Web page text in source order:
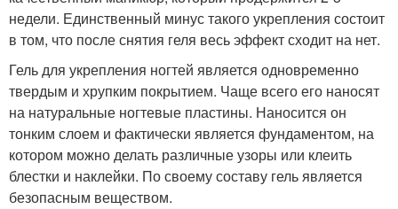
недели. Единственный минус такого укрепления состоит
в том, что после снятия геля весь эффект сходит на нет.
Гель для укрепления ногтей является одновременно
твердым и хрупким покрытием. Чаще всего его наносят
на натуральные ногтевые пластины. Наносится он
тонким слоем и фактически является фундаментом, на
котором можно делать различные узоры или клеить
блестки и наклейки. По своему составу гель является
безопасным веществом.